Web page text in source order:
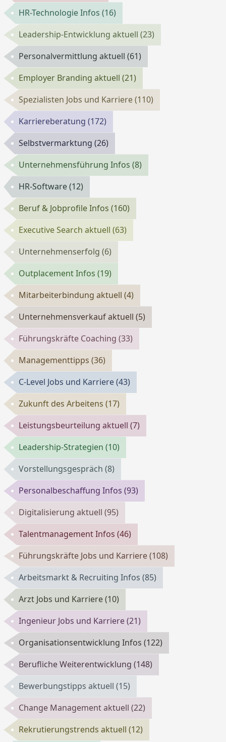
HR-Technologie Infos(16)
Leadership-Entwicklung aktuell(23)
Personalvermittlung aktuell(61)
Employer Branding aktuell(21)
Spezialisten Jobs und Karriere(110)
Karriereberatung(172)
Selbstvermarktung(26)
Unternehmensführung Infos(8)
HR-Software(12)
Beruf & Jobprofile Infos(160)
Executive Search aktuell(63)
Unternehmenserfolg(6)
Outplacement Infos(19)
Mitarbeiterbindung aktuell(4)
Unternehmensverkauf aktuell(5)
Führungskräfte Coaching(33)
Managementtipps(36)
C-Level Jobs und Karriere(43)
Zukunft des Arbeitens(17)
Leistungsbeurteilung aktuell(7)
Leadership-Strategien(10)
Vorstellungsgespräch(8)
Personalbeschaffung Infos(93)
Digitalisierung aktuell(95)
Talentmanagement Infos(46)
Führungskräfte Jobs und Karriere(108)
Arbeitsmarkt & Recruiting Infos(85)
Arzt Jobs und Karriere(10)
Ingenieur Jobs und Karriere(21)
Organisationsentwicklung Infos(122)
Berufliche Weiterentwicklung(148)
Bewerbungstipps aktuell(15)
Change Management aktuell(22)
Rekrutierungstrends aktuell(12)